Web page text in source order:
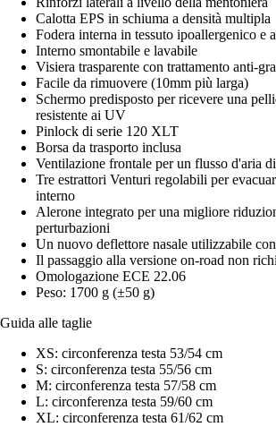
Calotta EPS in schiuma a densità multipla
Fodera interna in tessuto ipoallergenico e
Interno smontabile e lavabile
Visiera trasparente con trattamento anti-
Facile da rimuovere (10mm più larga)
Schermo predisposto per ricevere una
resistente ai UV
Pinlock di serie 120 XLT
Borsa da trasporto inclusa
Ventilazione frontale per un flusso d'aria
Tre estrattori Venturi regolabili per
interno
Alerone integrato per una migliore
perturbazioni
Un nuovo deflettore nasale utilizzabile
Il passaggio alla versione on-road non
Omologazione ECE 22.06
Peso: 1700 g (±50 g)
Guida alle taglie
XS: circonferenza testa 53/54 cm
S: circonferenza testa 55/56 cm
M: circonferenza testa 57/58 cm
L: circonferenza testa 59/60 cm
XL: circonferenza testa 61/62 cm